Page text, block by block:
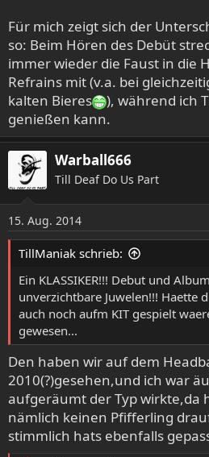
Für mich zeigt sich der
so: Beim Hören des Debüt
immer wieder die Faust in die
Refrains mit (v.a. bei
kalten Bieres
), während ich
genießen kann.
Warball666
Till Deaf Do Us Part
15. Aug. 2014
TillManiak schrieb:
Ein KLASSIKER!!! Debut und
unverzichtbare Juwelen!!! Haette
auch noch aufm KIT gespielt
gewesen...
Den haben wir auf dem
2010(?)gesehen,und ich war
aufgeräumt der Typ wirkte,da
nämlich keinen Pfifferling
stimmlich hats ebenfalls